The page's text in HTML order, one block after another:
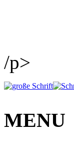
/p>
MENU